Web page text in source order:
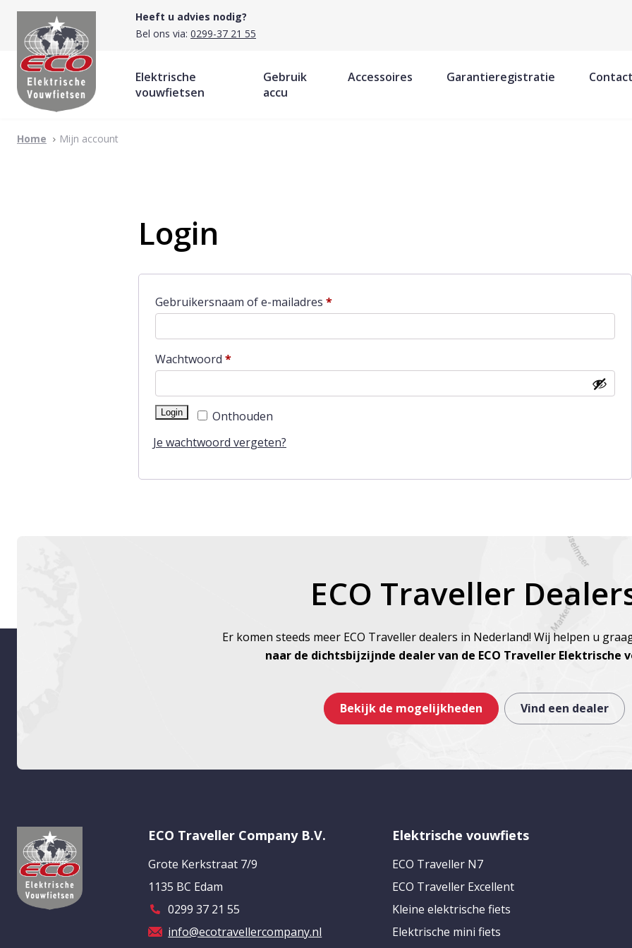
Heeft u advies nodig?
Bel ons via: 0299-37 21 55
Skip
to
Elektrische
vouwfietsen
Gebruik
accu
Accessoires Garantieregistratie
Home Mijn account
Login
Gebruikersnaam of e-mailadres *Vereist
Wachtwoord *Vereist
Onthouden
Login
Je wachtwoord vergeten?
ECO Traveller
Er komen steeds meer ECO Traveller dealers in Nederland! Wij helpen u
naar de dichtsbijzijnde dealer van de ECO Traveller Elektrische
Bekijk de mogelijkheden Vind een dealer
ECO Traveller Company B.V.
Grote Kerkstraat 7/9
1135 BC Edam
0299 37 21 55
info@ecotravellercompany.nl
Elektrische vouwfiets
ECO Traveller N7
ECO Traveller Excellent
Kleine elektrische fiets
Elektrische mini fiets